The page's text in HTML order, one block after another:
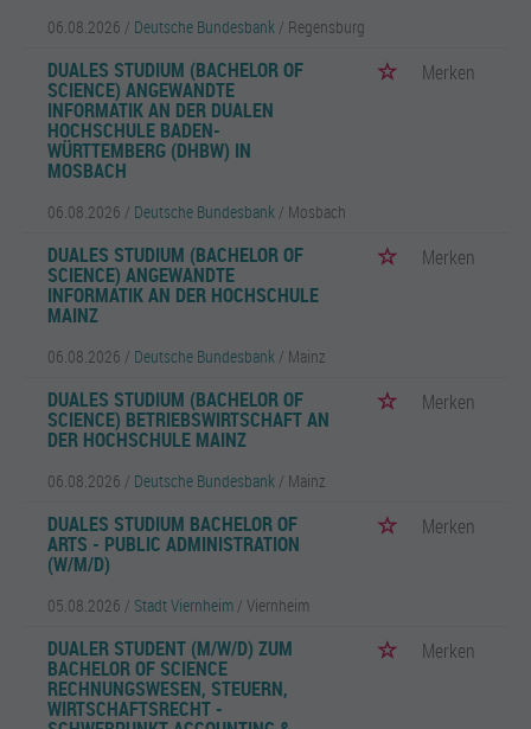
06.08.2026 / Deutsche Bundesbank / Regensburg
DUALES STUDIUM (BACHELOR OF
SCIENCE) ANGEWANDTE
INFORMATIK AN DER DUALEN
HOCHSCHULE BADEN-
WÜRTTEMBERG (DHBW) IN
MOSBACH
Merken
06.08.2026 / Deutsche Bundesbank / Mosbach
DUALES STUDIUM (BACHELOR OF
SCIENCE) ANGEWANDTE
INFORMATIK AN DER HOCHSCHULE
MAINZ
Merken
06.08.2026 / Deutsche Bundesbank / Mainz
DUALES STUDIUM (BACHELOR OF
SCIENCE) BETRIEBSWIRTSCHAFT AN
DER HOCHSCHULE MAINZ
Merken
06.08.2026 / Deutsche Bundesbank / Mainz
DUALES STUDIUM BACHELOR OF
ARTS - PUBLIC ADMINISTRATION
(W/M/D)
Merken
05.08.2026 / Stadt Viernheim / Viernheim
DUALER STUDENT (M/W/D) ZUM
BACHELOR OF SCIENCE
RECHNUNGSWESEN, STEUERN,
WIRTSCHAFTSRECHT -
Merken